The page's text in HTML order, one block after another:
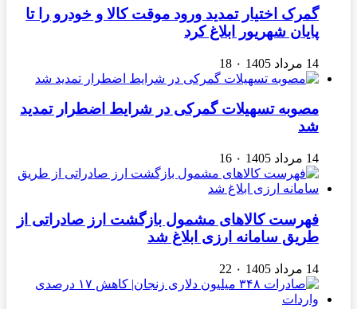
گمرک اختیار تمدید ورود موقت کالا و خودرو را تا
پایان شهریور ابلاغ کرد
14 مرداد 1405 ۰ 18
مصوبه تسهیلات گمرکی در شرایط اضطرار تمدید
شد
14 مرداد 1405 ۰ 16
فهرست کالاهای مشمول بازگشت ارز صادراتی از
طریق سامانه ارزی ابلاغ شد
14 مرداد 1405 ۰ 22